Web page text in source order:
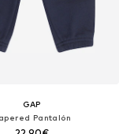
GAP
Pantalón